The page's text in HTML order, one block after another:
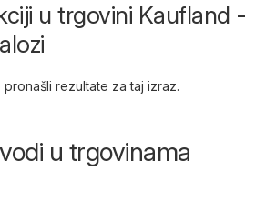
u trgovini Kaufland -
pronašli rezultate za taj izraz.
u trgovinama